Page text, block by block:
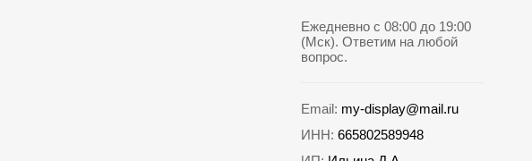
Ежедневно с 08:00 до 19:00
(Мск). Ответим на любой
вопрос.
Email: my-display@mail.ru
ИНН: 665802589948